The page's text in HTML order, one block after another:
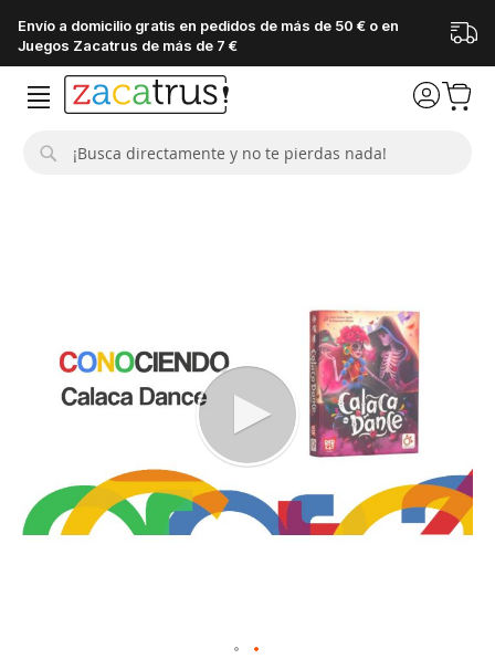
Envío a domicilio gratis en pedidos de más de 50 € o en
Juegos Zacatrus de más de 7 €
imágenes